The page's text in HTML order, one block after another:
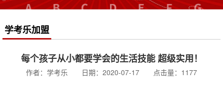
学考乐加盟
每个孩子从小都要学会的生活技能 超级实用！
作者：学考乐 日期：2020-07-17 点击量：1177